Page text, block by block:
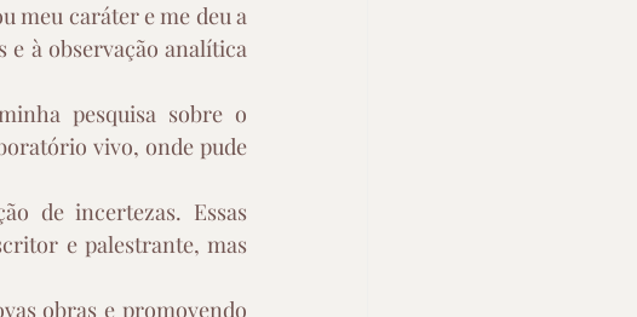
meu caráter e me deu a
à observação analítica
pesquisa sobre o
vivo, onde pude
de incertezas. Essas
e palestrante, mas
obras e promovendo